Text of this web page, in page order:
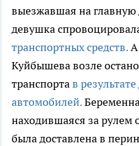
выезжавшая на главную
девушка
транспортных средств.А
Куйбышева возле
транспортав
автомобилей.
находившаяся за
была доставлена в